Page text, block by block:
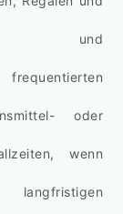
und
oder
wenn